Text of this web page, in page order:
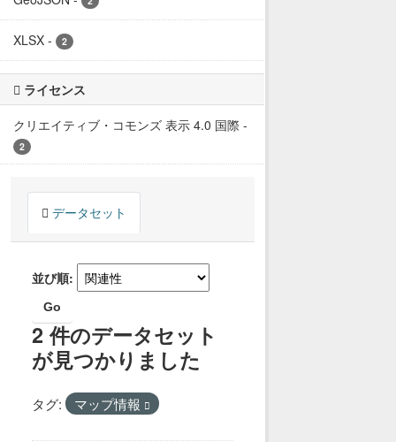
XLSX - 2
ライセンス
クリエイティブ・コモンズ 表示 4.0 国際 -
2
データセット
並び順
Go
2 件のデータセット
が見つかりました
タグ: マップ情報